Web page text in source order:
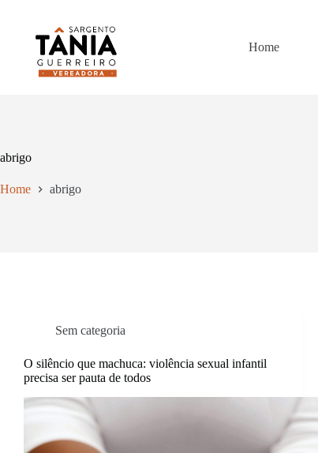
Home
abrigo
Home abrigo
Sem categoria
O silêncio que machuca: violência sexual infantil
precisa ser pauta de todos